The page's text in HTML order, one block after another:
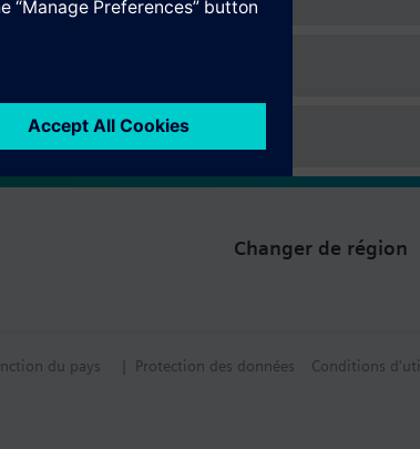
Changer de région
du pays | Protection des données Conditions